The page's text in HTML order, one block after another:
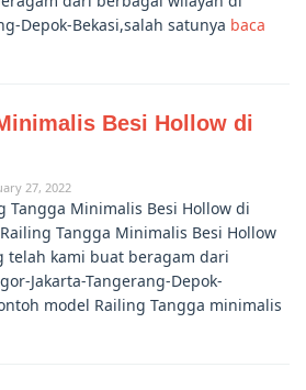
Depok-Bekasi,salah satunya baca
Besi Hollow di
27, 2022
Tangga Minimalis Besi Hollow di
Tangga Minimalis Besi Hollow
telah kami buat beragam dari
Jakarta-Tangerang-Depok-
model Railing Tangga minimalis